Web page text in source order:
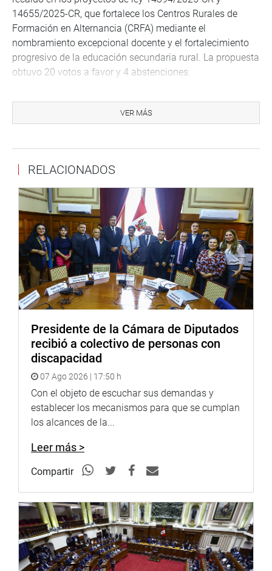
14655/2025-CR, que fortalece los Centros Rurales de
Formación en Alternancia (CRFA) mediante el
nombramiento excepcional docente y el fortalecimiento
progresivo de la educación secundaria rural. La propuesta
obtuvo 20 votos a favor y 4 abstenciones.
7076/2023-CR, 8483/2023-CR y 14652/2025-CR, que
autoriza la creación progresiva de plazas orgánicas de
docentes y auxiliares de educación en la educación
básica, así como de plazas docentes y de gestión
pedagógica en institutos y escuelas de educación
superior comprendidos en la Ley 30512.
En medio del debate, el congresista Flavio Cruz Mamani
(grupo parlamentario Perú Libre) planteó incorporar, con
cargo a redacción, una referencia expresa a los institutos
pedagógicos y a las escuelas superiores de formación
artística.
Tras la intervención, Montalvo Cubas dispuso que la
propuesta pase a cuarto intermedio para recoger las
observaciones formuladas y perfeccionar el texto.
OFICINA DE COMUNICACIONES E IMAGEN
INSTITUCIONAL
VER MÁS
RELACIONADOS
Presidente de la Cámara de Diputados
recibió a colectivo de personas con
discapacidad
07 Ago 2026 | 17:50 h
Con el objeto de escuchar sus demandas y
establecer los mecanismos para que se cumplan
los alcances de la...
Leer más >
Compartir